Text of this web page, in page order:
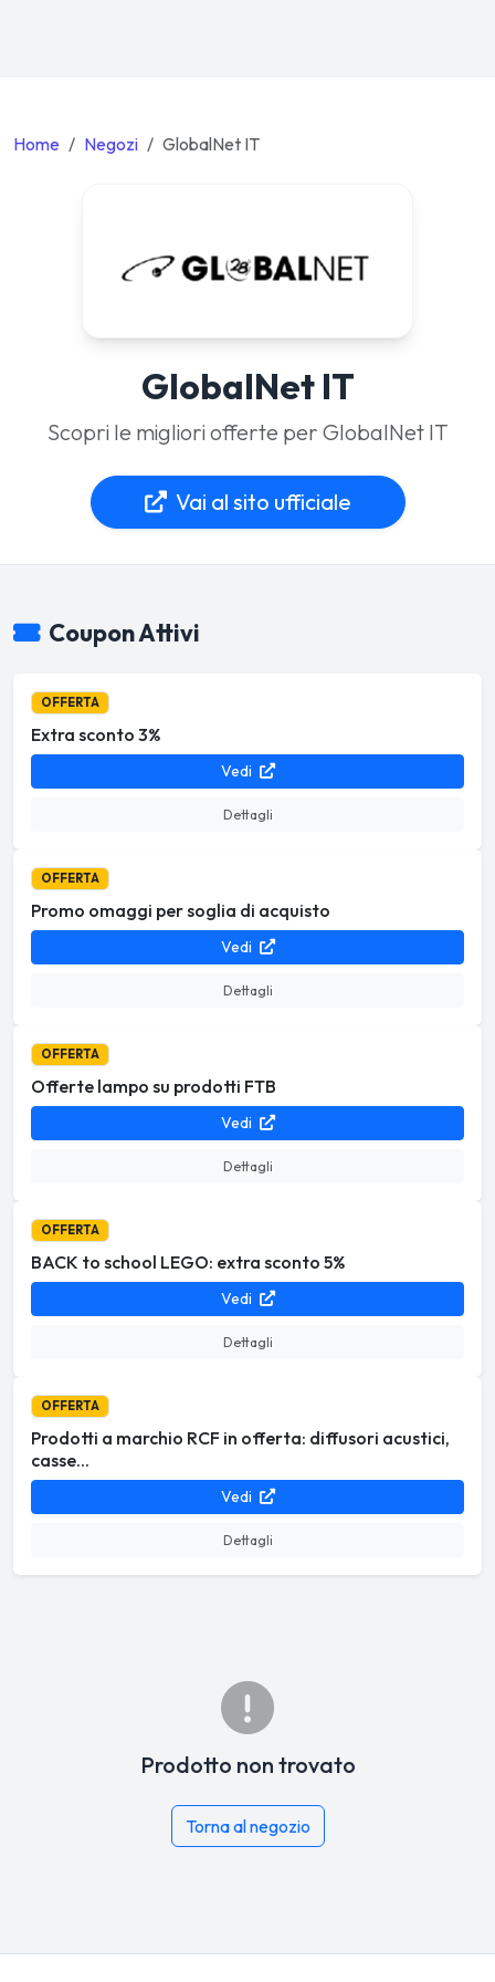
Home Negozi GlobalNet IT
GlobalNet IT
Scopri le migliori offerte per GlobalNet IT
Vai al sito ufficiale
Coupon Attivi
OFFERTA
Extra sconto 3%
Vedi
Dettagli
OFFERTA
Promo omaggi per soglia di acquisto
Vedi
Dettagli
OFFERTA
Offerte lampo su prodotti FTB
Vedi
Dettagli
OFFERTA
BACK to school LEGO: extra sconto 5%
Vedi
Dettagli
OFFERTA
Prodotti a marchio RCF in offerta: diffusori acustici,
casse...
Vedi
Dettagli
Prodotto non trovato
Torna al negozio